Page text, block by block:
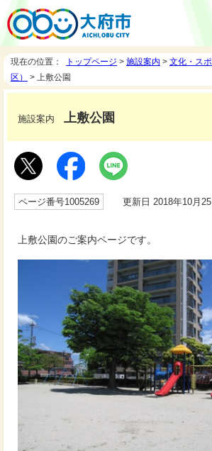
現在の位置： トップページ > 施設案内 > 文化・ス
区）
> 上敷公園
施設案内 上敷公園
ページ番号1005269 更新日 2018年10月25
上敷公園のご案内ページです。